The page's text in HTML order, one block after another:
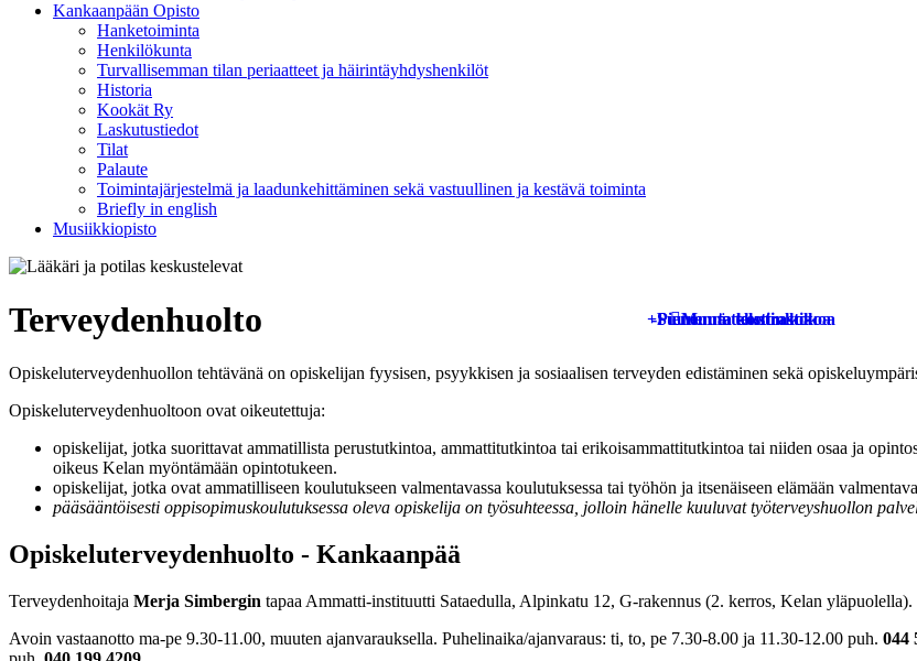
Muuta kontrastia
-Pienennä tekstin kokoa
+Suurenna tekstin kokoa
Kankaanpään Opisto
Hanketoiminta
Henkilökunta
Turvallisemman tilan periaatteet ja häirintäyhdyshenkilöt
Historia
Kookät Ry
Laskutustiedot
Tilat
Palaute
Toimintajärjestelmä ja laadunkehittäminen sekä vastuullinen ja kestävä toiminta
Briefly in english
Musiikkiopisto
Terveydenhuolto
Opiskeluterveydenhuollon tehtävänä on opiskelijan fyysisen, psyykkisen ja sosiaalisen terveyden edistäminen sekä
Opiskeluterveydenhuoltoon ovat oikeutettuja:
opiskelijat, jotka suorittavat ammatillista perustutkintoa, ammattitutkintoa tai erikoisammattitutkintoa tai niiden osaa ja
oikeus Kelan myöntämään opintotukeen.
opiskelijat, jotka ovat ammatilliseen koulutukseen valmentavassa koulutuksessa tai työhön ja itsenäiseen elämään
pääsääntöisesti oppisopimuskoulutuksessa oleva opiskelija on työsuhteessa, jolloin hänelle kuuluvat työterveyshuollon
Opiskeluterveydenhuolto - Kankaanpää
Terveydenhoitaja Merja Simbergin tapaa Ammatti-instituutti Sataedulla, Alpinkatu 12, G-rakennus (2. kerros, Kelan yläpuolella).
Avoin vastaanotto ma-pe 9.30-11.00, muuten ajanvarauksella. Puhelinaika/ajanvaraus: ti, to, pe 7.30-8.00 ja 11.30-12.00 puh. 044